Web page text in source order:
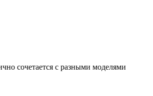
сочетается с разными моделями